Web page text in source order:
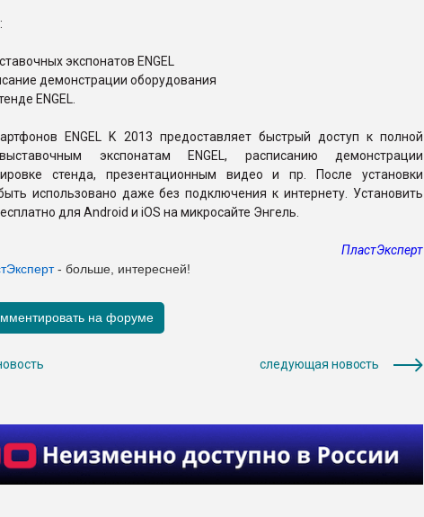
экспонатов ENGEL
демонстрации оборудования
ENGEL.
ENGEL K 2013 предоставляет быстрый доступ к полной
экспонатам ENGEL, расписанию демонстрации
стенда, презентационным видео и пр. После установки
использовано даже без подключения к интернету. Установить
для Android и iOS на микросайте Энгель.
ПластЭксперт
- больше, интересней!
следующая новость